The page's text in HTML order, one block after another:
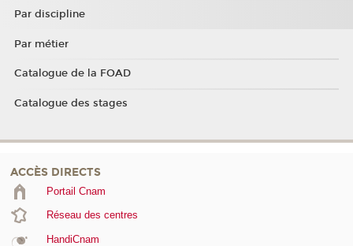
Par discipline
Par métier
Catalogue de la FOAD
Catalogue des stages
ACCÈS DIRECTS
Portail Cnam
Réseau des centres
HandiCnam